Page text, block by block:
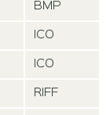
BMP
ICO
ICO
RIFF